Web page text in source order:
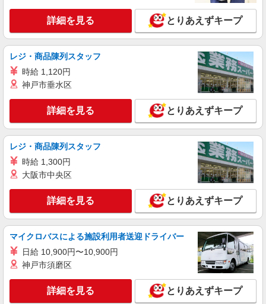
詳細を見る とりあえずキープ
レジ・商品陳列スタッフ
時給 1,120円
神戸市垂水区
詳細を見る とりあえずキープ
レジ・商品陳列スタッフ
時給 1,300円
大阪市中央区
詳細を見る とりあえずキープ
マイクロバスによる施設利用者送迎ドライバー
日給 10,900円〜10,900円
神戸市須磨区
詳細を見る とりあえずキープ